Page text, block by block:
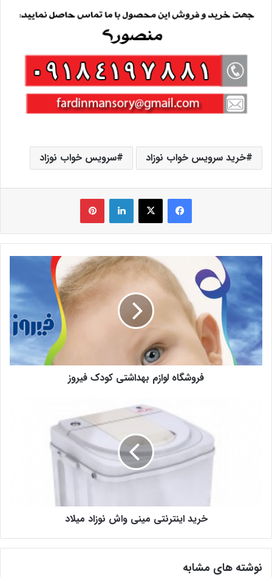
خرید سرویس خواب نوزاد سرویس خواب نوزاد
فیس بوک X لینکدین ‫پین‌ترست
فروشگاه لوازم بهداشتی کودک فیروز
خرید اینترنتی مینی واش نوزاد میلاد
نوشته های مشابه